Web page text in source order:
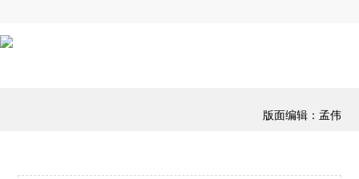
版面编辑：孟伟